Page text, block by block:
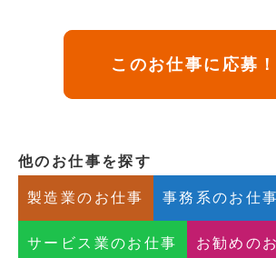
このお仕事に応募
他のお仕事を探す
製造業のお仕事 事務系のお仕事
サービス業のお仕事 お勧めの